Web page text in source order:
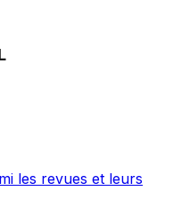
les revues et leurs